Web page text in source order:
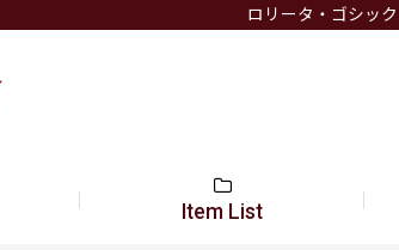
ロリータ・ゴシッ
Item List